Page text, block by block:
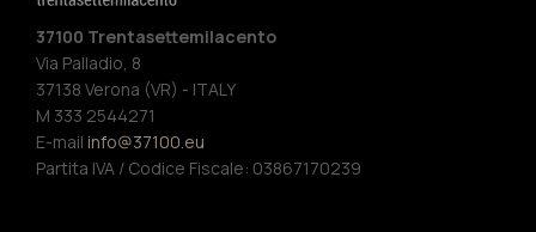
37100 Trentasettemilacento
Via Palladio, 8
37138 Verona (VR) - ITALY
M 333 2544271
E-mail info@37100.eu
Partita IVA / Codice Fiscale: 03867170239